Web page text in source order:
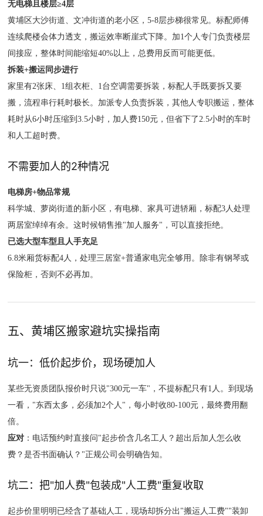
无电梯且楼层≥4层
黄埔区大沙街道、文冲街道的老小区，5-8层步梯很常见。标配师傅
连续爬楼会体力透支，搬运效率断崖式下降。加1个人专门负责楼层
间接应，整体时间能缩短40%以上，总费用反而可能更低。
拆装+搬运同步进行
家里有2张床、1组衣柜、1台空调需要拆装，标配人手既要拆又要
搬，流程串行耗时极长。加派专人负责拆装，其他人专职搬运，整体
耗时从6小时压缩到3.5小时，加人费150元，但省下了2.5小时的车时
和人工超时费。
不需要加人的2种情况
电梯房+物品常规
科学城、萝岗街道的新小区，有电梯、家具可进轿厢，标配3人处理
两居室绰绰有余。这时候销售推"加人服务"，可以直接拒绝。
已选大型车型且人手充足
6.8米厢货标配4人，处理三居室+普通家电完全够用。除非有钢琴或
保险柜，否则不必再加。
五、黄埔区搬家避坑实操指南
坑一：低价起步价，现场硬加人
某些无资质团队报价时只说"300元一车"，不提标配只有1人。到现场
一看，"东西太多，必须加2个人"，每小时收80-100元，最终费用翻
倍。
应对 ：电话预约时直接问"起步价含几名工人？超出后加人怎么收
费？是否书面确认？"正规公司会明确告知。
坑二：把"加人费"包装成"人工费"重复收取
起步价里明明已经含了基础人工，现场却拆分出"搬运人工费""装卸